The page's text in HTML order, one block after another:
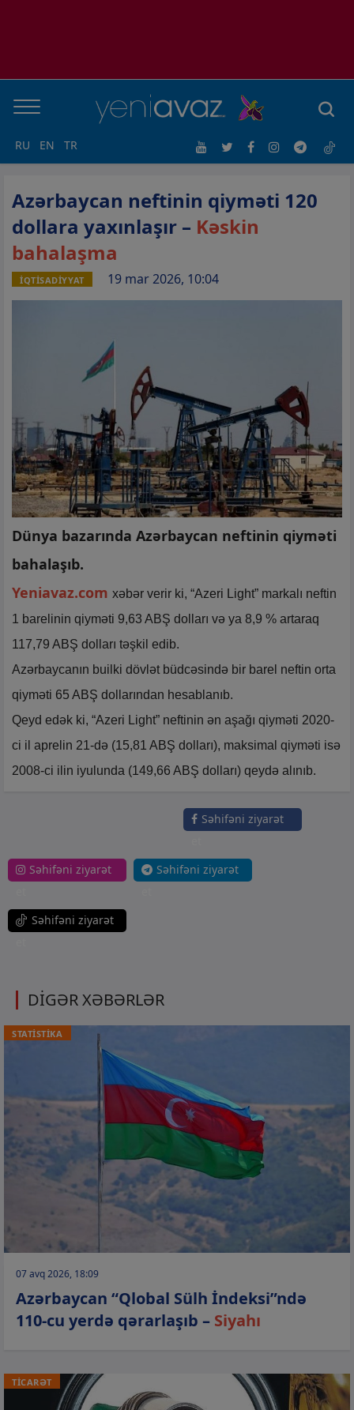
RU EN TR
Azərbaycan neftinin qiyməti 120
dollara yaxınlaşır – Kəskin
bahalaşma
İQTİSADİYYAT 19 mar 2026, 10:04
Dünya bazarında Azərbaycan neftinin qiyməti
bahalaşıb.
Yeniavaz.com xəbər verir ki, “Azeri Light” markalı neftin
1 barelinin qiyməti 9,63 ABŞ dolları və ya 8,9 % artaraq
117,79 ABŞ dolları təşkil edib.
Azərbaycanın builki dövlət büdcəsində bir barel neftin orta
qiyməti 65 ABŞ dollarından hesablanıb.
Qeyd edək ki, “Azeri Light” neftinin ən aşağı qiyməti 2020-
ci il aprelin 21-də (15,81 ABŞ dolları), maksimal qiyməti isə
2008-ci ilin iyulunda (149,66 ABŞ dolları) qeydə alınıb.
Səhifəni ziyarət
Səhifəni ziyarət
Səhifəni ziyarət
Səhifəni ziyarət
DİGƏR XƏBƏRLƏR
STATİSTİKA
07 avq 2026, 18:09
Azərbaycan “Qlobal Sülh İndeksi”ndə
110-cu yerdə qərarlaşıb – Siyahı
TİCARƏT